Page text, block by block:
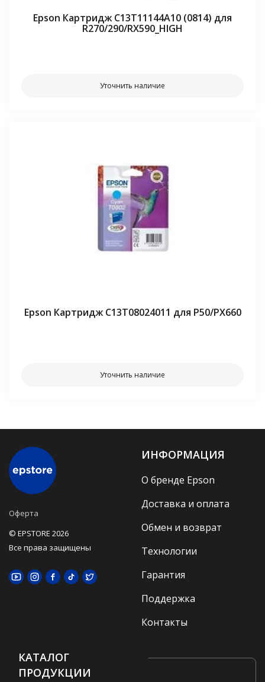
Epson Картридж C13T11144A10 (0814) для
R270/290/RX590_HIGH
Уточнить наличие
Epson Картридж C13T08024011 для P50/PX660
Уточнить наличие
Оферта
© EPSTORE 2026
Все права защищены
ИНФОРМАЦИЯ
О бренде Epson
Доставка и оплата
Обмен и возврат
Технологии
Гарантия
Поддержка
Контакты
КАТАЛОГ
ПРОДУКЦИИ